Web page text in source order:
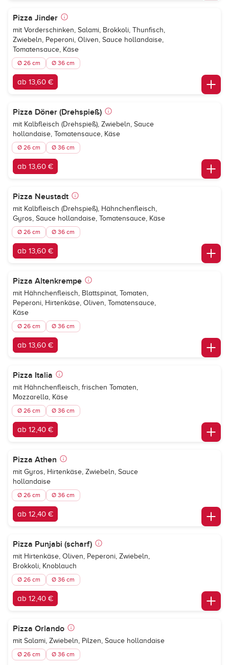
Pizza Jinder
mit Vorderschinken, Salami, Brokkoli, Thunfisch,
Zwiebeln, Peperoni, Oliven, Sauce hollandaise,
Tomatensauce, Käse
Ø 26 cm Ø 36 cm
ab 13,60 €
Pizza Döner (Drehspieß)
mit Kalbfleisch (Drehspieß), Zwiebeln, Sauce
hollandaise, Tomatensauce, Käse
Ø 26 cm Ø 36 cm
ab 13,60 €
Pizza Neustadt
mit Kalbfleisch (Drehspieß), Hähnchenfleisch,
Gyros, Sauce hollandaise, Tomatensauce, Käse
Ø 26 cm Ø 36 cm
ab 13,60 €
Pizza Altenkrempe
mit Hähnchenfleisch, Blattspinat, Tomaten,
Peperoni, Hirtenkäse, Oliven, Tomatensauce,
Käse
Ø 26 cm Ø 36 cm
ab 13,60 €
Pizza Italia
mit Hähnchenfleisch, frischen Tomaten,
Mozzarella, Käse
Ø 26 cm Ø 36 cm
ab 12,40 €
Pizza Athen
mit Gyros, Hirtenkäse, Zwiebeln, Sauce
hollandaise
Ø 26 cm Ø 36 cm
ab 12,40 €
Pizza Punjabi (scharf)
mit Hirtenkäse, Oliven, Peperoni, Zwiebeln,
Brokkoli, Knoblauch
Ø 26 cm Ø 36 cm
ab 12,40 €
Pizza Orlando
mit Salami, Zwiebeln, Pilzen, Sauce hollandaise
Ø 26 cm Ø 36 cm